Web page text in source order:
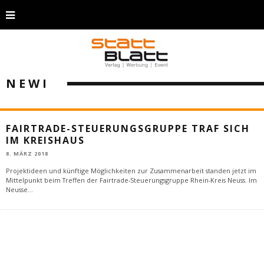
NEWI
FAIRTRADE-STEUERUNGSGRUPPE TRAF SICH
IM KREISHAUS
8. MÄRZ 2018
Projektideen und künftige Möglichkeiten zur Zusammenarbeit standen jetzt im
Mittelpunkt beim Treffen der Fairtrade-Steuerungsgruppe Rhein-Kreis Neuss. Im
Neusse...